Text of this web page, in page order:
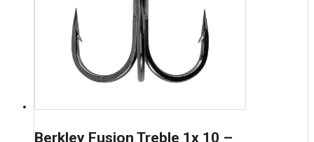
Berkley Fusion Treble 1x 10 –